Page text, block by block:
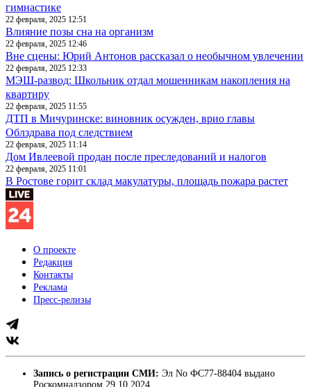
гимнастике
22 февраля, 2025 12:51
Влияние позы сна на организм
22 февраля, 2025 12:46
Вне сцены: Юрий Антонов рассказал о необычном увлечении
22 февраля, 2025 12:33
МЭШ-развод: Школьник отдал мошенникам накопления на
квартиру
22 февраля, 2025 11:55
ДТП в Мичуринске: виновник осужден, врио главы
Облздрава под следствием
22 февраля, 2025 11:14
Дом Ивлеевой продан после преследований и налогов
22 февраля, 2025 11:01
В Ростове горит склад макулатуры, площадь пожара растет
О проекте
Редакция
Контакты
Реклама
Пресс-релизы
Запись о регистрации СМИ: Эл No ФС77-88404 выдано
Роскомнадзором 29.10.2024.